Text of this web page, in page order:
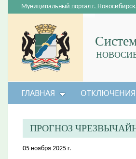
Муниципальный портал г.
ГЛАВНАЯ ОТКЛЮЧЕНИЯ
ПРОГНОЗ
05 ноября 2025 г.